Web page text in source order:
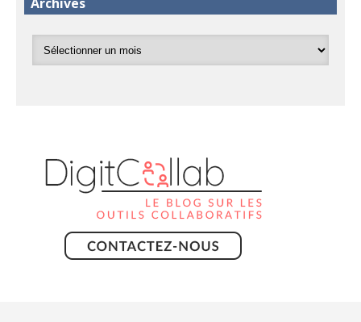
Archives